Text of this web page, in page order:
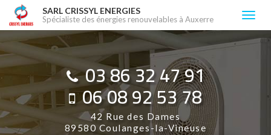
Aller
au
contenu
principal
SARL CRISSYL ENERGIES
Spécialiste des énergies renouvelables à Auxerre
03 86 32 47 91
06 08 92 53 78
42 Rue des Dames
89580 Coulanges-la-Vineuse